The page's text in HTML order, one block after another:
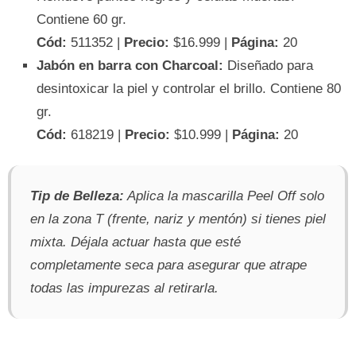
Contiene 60 gr.
Cód: 511352 | Precio: $16.999 | Página: 20
Jabón en barra con Charcoal: Diseñado para
desintoxicar la piel y controlar el brillo. Contiene 80
gr.
Cód: 618219 | Precio: $10.999 | Página: 20
Tip de Belleza: Aplica la mascarilla Peel Off solo
en la zona T (frente, nariz y mentón) si tienes piel
mixta. Déjala actuar hasta que esté
completamente seca para asegurar que atrape
todas las impurezas al retirarla.